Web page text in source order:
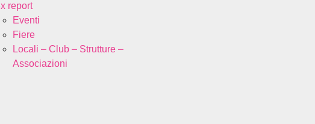
report
Eventi
Fiere
Locali – Club – Strutture –
Associazioni